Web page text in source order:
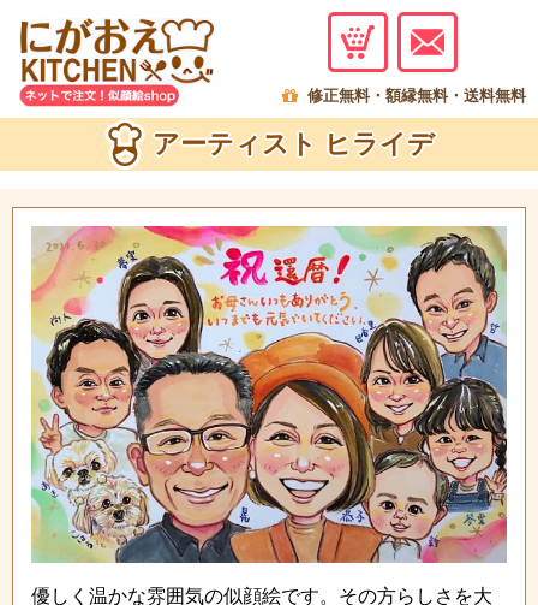
修正無料・額縁無料・送料無料
アーティスト ヒライデ
優しく温かな雰囲気の似顔絵です。その方らしさを大